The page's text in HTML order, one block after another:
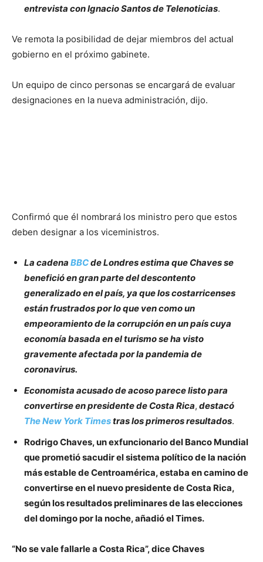
entrevista con Ignacio Santos de Telenoticias.
Ve remota la posibilidad de dejar miembros del actual
gobierno en el próximo gabinete.
Un equipo de cinco personas se encargará de evaluar
designaciones en la nueva administración, dijo.
Confirmó que él nombrará los ministro pero que estos
deben designar a los viceministros.
La cadena BBCde Londres estima que Chaves se
benefició en gran parte del descontento
generalizado en el país, ya que los costarricenses
están frustrados por lo que ven como un
empeoramiento de la corrupción en un país cuya
economía basada en el turismo se ha visto
gravemente afectada por la pandemia de
coronavirus.
Economista acusado de acoso parece listo para
convertirse en presidente de Costa Rica, destacó
The New York Timestras los primeros resultados.
Rodrigo Chaves, un exfuncionario del Banco Mundial
que prometió sacudir el sistema político de la nación
más estable de Centroamérica, estaba en camino de
convertirse en el nuevo presidente de Costa Rica,
según los resultados preliminares de las elecciones
del domingo por la noche, añadió el Times.
“No se vale fallarle a Costa Rica”, dice Chaves